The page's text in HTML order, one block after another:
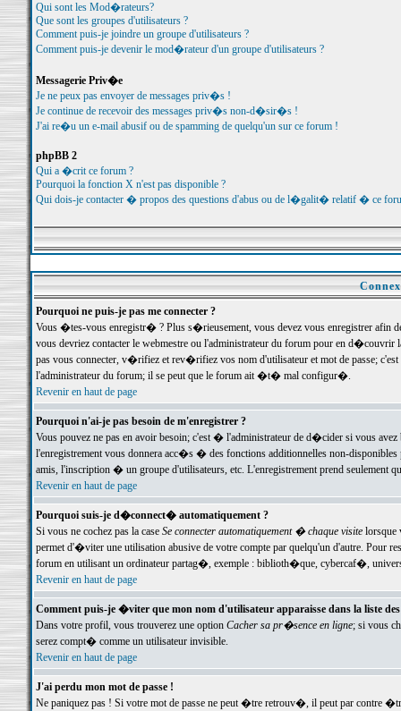
Qui sont les Mod�rateurs?
Que sont les groupes d'utilisateurs ?
Comment puis-je joindre un groupe d'utilisateurs ?
Comment puis-je devenir le mod�rateur d'un groupe d'utilisateurs ?
Messagerie Priv�e
Je ne peux pas envoyer de messages priv�s !
Je continue de recevoir des messages priv�s non-d�sir�s !
J'ai re�u un e-mail abusif ou de spamming de quelqu'un sur ce forum !
phpBB 2
Qui a �crit ce forum ?
Pourquoi la fonction X n'est pas disponible ?
Qui dois-je contacter � propos des questions d'abus ou de l�galit� relatif � ce
Pourquoi ne puis-je pas me connecter ?
Vous �tes-vous enregistr� ? Plus s�rieusement, vous devez vous enregistrer
vous devriez contacter le webmestre ou l'administrateur du forum pour en
pas vous connecter, v�rifiez et rev�rifiez vos nom d'utilisateur et mot de passe;
l'administrateur du forum; il se peut que le forum ait �t� mal configur�.
Revenir en haut de page
Pourquoi n'ai-je pas besoin de m'enregistrer ?
Vous pouvez ne pas en avoir besoin; c'est � l'administrateur de d�cider si vous
l'enregistrement vous donnera acc�s � des fonctions additionnelles non-
amis, l'inscription � un groupe d'utilisateurs, etc. L'enregistrement prend seulement
Revenir en haut de page
Pourquoi suis-je d�connect� automatiquement ?
Si vous ne cochez pas la case Se connecter automatiquement � chaque visitelorsque
permet d'�viter une utilisation abusive de votre compte par quelqu'un d'autre. Pour
forum en utilisant un ordinateur partag�, exemple : biblioth�que, cybercaf�,
Revenir en haut de page
Comment puis-je �viter que mon nom d'utilisateur apparaisse dans la liste
Dans votre profil, vous trouverez une option Cacher sa pr�sence en ligne; si vous
serez compt� comme un utilisateur invisible.
Revenir en haut de page
J'ai perdu mon mot de passe !
Ne paniquez pas ! Si votre mot de passe ne peut �tre retrouv�, il peut par contre